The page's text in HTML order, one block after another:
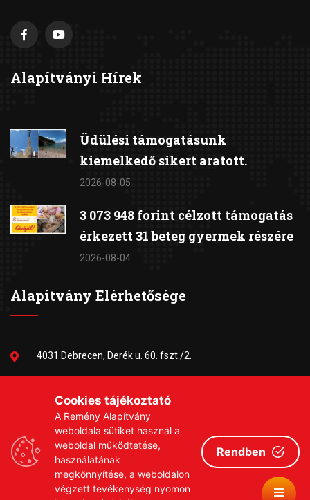
Alapítványi Hírek
Üdülési támogatásunk
kiemelkedő sikert aratott.
2026-08-05
3 073 948 forint célzott támogatás
érkezett 31 beteg gyermek részére
2026-08-04
Alapítvány Elérhetősége
4031 Debrecen, Derék u. 60. fszt./2.
remeny1999@gmail.com
Cookies tájékoztató
A Remény Alapítvány
weboldala sütiket használ a
weboldal működtetése,
használatának
megkönnyítése, a weboldalon
végzett tevékenység nyomon
Rendben